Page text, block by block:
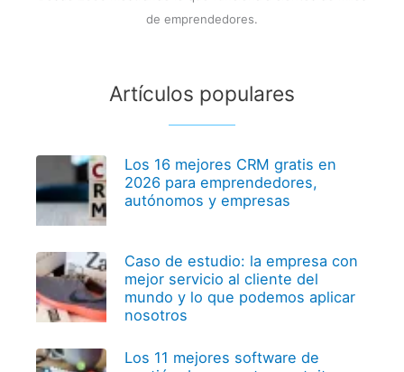
de emprendedores.
Artículos populares
Los 16 mejores CRM gratis en
2026 para emprendedores,
autónomos y empresas
Caso de estudio: la empresa con
mejor servicio al cliente del
mundo y lo que podemos aplicar
nosotros
Los 11 mejores software de